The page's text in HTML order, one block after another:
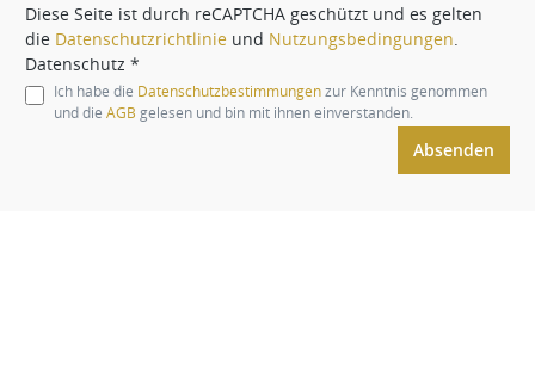
Diese Seite ist durch reCAPTCHA geschützt und es gelten
die Datenschutzrichtlinie und Nutzungsbedingungen
Datenschutz *
Ich habe die Datenschutzbestimmungenzur Kenntnis genommen
und die AGB gelesen und bin mit ihnen einverstanden.
Absenden